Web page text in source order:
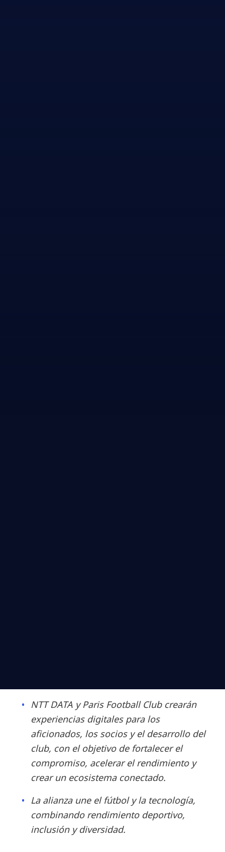
NTT DATA y Paris Football Club crearán
experiencias digitales para los
aficionados, los socios y el desarrollo del
club, con el objetivo de fortalecer el
compromiso, acelerar el rendimiento y
crear un ecosistema conectado.
La alianza une el fútbol y la tecnología,
combinando rendimiento deportivo,
inclusión y diversidad.